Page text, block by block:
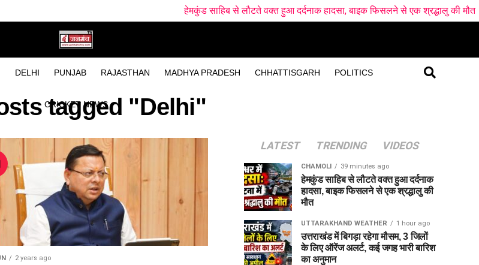
DELHI PUNJAB RAJASTHAN MADHYA PRADESH CHHATTISGARH POLITICS
CRICKET NEWS
हेमकुंड साहिब से लौटते वक्त हुआ दर्दनाक हादसा, बाइक फिसलने से एक श्रद्धालु की मौत
tagged "Delhi"
2 years ago
LATEST TRENDING VIDEOS
CHAMOLI 39 minutes ago
हेमकुंड साहिब से लौटते वक्त हुआ दर्दनाक
हादसा, बाइक फिसलने से एक श्रद्धालु की
मौत
UTTARAKHAND WEATHER 1 hour ago
उत्तराखंड में बिगड़ा रहेगा मौसम, 3 जिलों
के लिए ऑरेंज अलर्ट, कई जगह भारी बारिश
का अनुमान